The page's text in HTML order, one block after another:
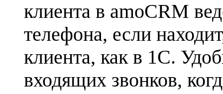
клиента в amoCRM
телефона, если
клиента, как в 1С.
входящих звонков,